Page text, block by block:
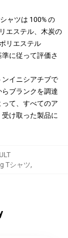
ャツは 100% の
エステル、木炭の
リエステル
に従って評価さ
イニシアチブで
ブランクを調達
て、すべてのア
け取った製品に
Tシャツ,